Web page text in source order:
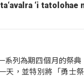
ta‘avalra ‘i tatolohae
系列為期四個月的祭
天，並特別將「勇士